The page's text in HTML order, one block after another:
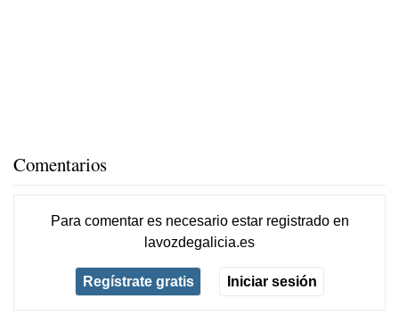
Comentarios
Para comentar es necesario estar registradoen
lavozdegalicia.es
Regístrate gratis Iniciar sesión